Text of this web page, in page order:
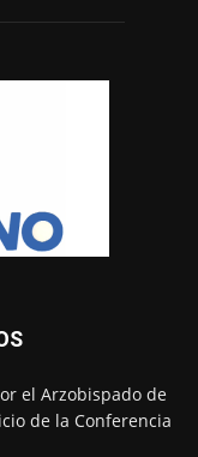
el Arzobispado de
de la Conferencia